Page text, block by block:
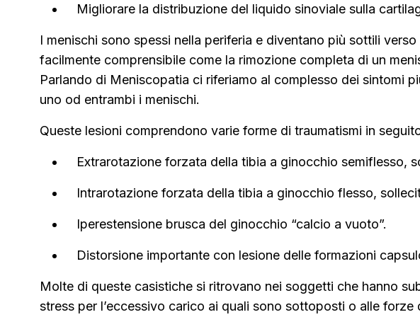
Migliorare la distribuzione del liquido sinoviale sulla
I menischi sono spessi nella periferia e diventano più sottili
facilmente comprensibile come la rimozione completa di un
Parlando di Meniscopatia ci riferiamo al complesso dei sintomi
uno od entrambi i menischi.
Queste lesioni comprendono varie forme di traumatismi in
Extrarotazione forzata della tibia a ginocchio semiflesso,
Intrarotazione forzata della tibia a ginocchio flesso,
Iperestensione brusca del ginocchio “calcio a vuoto”.
Distorsione importante con lesione delle formazioni
Molte di queste casistiche si ritrovano nei soggetti che hanno
stress per l’eccessivo carico ai quali sono sottoposti o alle